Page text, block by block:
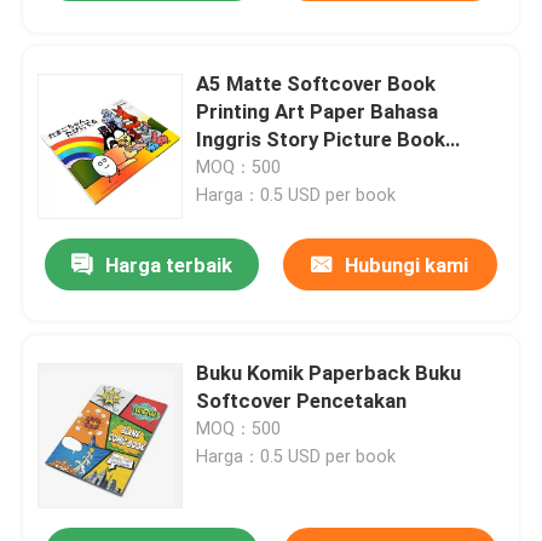
A5 Matte Softcover Book
Printing Art Paper Bahasa
Inggris Story Picture Book
Printing
MOQ：500
Harga：0.5 USD per book
Harga terbaik Hubungi kami
Buku Komik Paperback Buku
Softcover Pencetakan
MOQ：500
Harga：0.5 USD per book